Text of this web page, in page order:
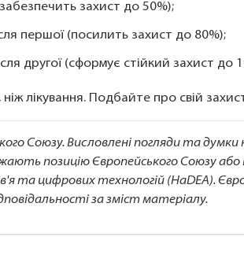
захист до 50%);
першої (посилить захист до 80%);
другої (сформує стійкий захист до
лікування. Подбайте про свій
Союзу. Висловлені погляди та
позицію Європейського Союзу або
та цифрових технологій (HaDEA).
за зміст матеріалу.